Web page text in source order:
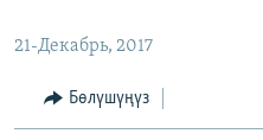
ЭКОНОМИКА
МАДАНИЯТ
БОРБОР АЗИЯ
АТАЙЫН ИЛИКТӨӨ
ТВ ПРОГРАММАЛАР
21-Декабрь, 2017
Бөлүшүңүз